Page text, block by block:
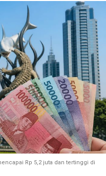
Rp 5,2 juta dan tertinggi di